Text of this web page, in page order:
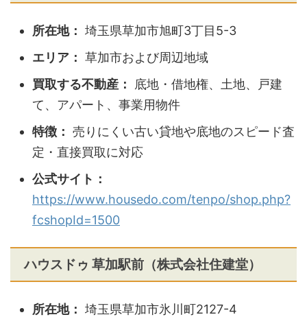
所在地： 埼玉県草加市旭町3丁目5-3
エリア： 草加市および周辺地域
買取する不動産：
底地・借地権、土地、戸建
て、アパート、事業用物件
特徴： 売りにくい古い貸地や底地のスピード査
定・直接買取に対応
公式サイト：
https://www.housedo.com/tenpo/shop.php?
fcshopId=1500
ハウスドゥ 草加駅前（株式会社住建堂）
所在地： 埼玉県草加市氷川町2127-4